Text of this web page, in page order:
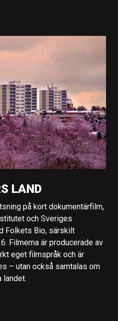
LAND
på kort dokumentärfilm,
och Sveriges
Folkets Bio, särskilt
Filmerna är producerade av
eget filmspråk och är
– utan också samtalas om
landet.